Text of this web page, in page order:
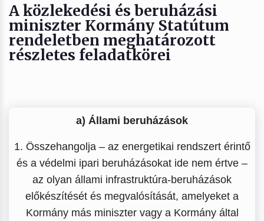
A közlekedési és beruházási
miniszter Kormány Statútum
rendeletben meghatározott
részletes feladatkörei
a) Állami beruházások
1. Összehangolja – az energetikai rendszert érintő
és a védelmi ipari beruházásokat ide nem értve –
az olyan állami infrastruktúra-beruházások
előkészítését és megvalósítását, amelyeket a
Kormány más miniszter vagy a Kormány által